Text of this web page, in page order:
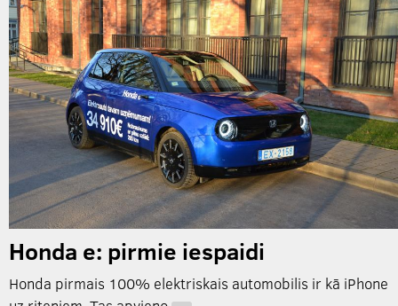
Honda e: pirmie iespaidi
Honda pirmais 100% elektriskais automobilis ir kā iPhone